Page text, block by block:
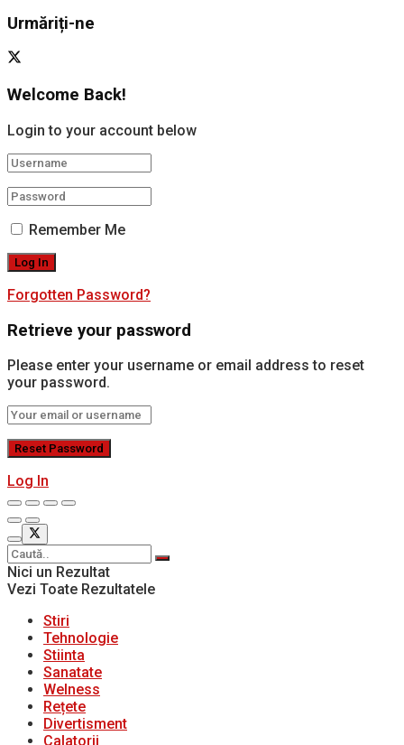
Urmăriți-ne
Welcome Back!
Login to your account below
Remember Me
Forgotten Password?
Retrieve your password
Please enter your username or email address to reset
your password.
Log In
Nici un Rezultat
Vezi Toate Rezultatele
Stiri
Tehnologie
Stiinta
Sanatate
Welness
Rețete
Divertisment
Calatorii